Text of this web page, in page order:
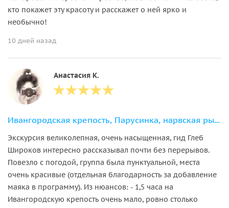
кто покажет эту красоту и расскажет о ней ярко и
необычно!
10 дней назад
Анастасия К.
Ивангородская крепость, Парусинка, нарвская рыба и Шепелёвский маяк
Экскурсия великолепная, очень насыщенная, гид Глеб
Широков интересно рассказывал почти без перерывов.
Повезло с погодой, группа была пунктуальной, места
очень красивые (отдельная благодарность за добавление
маяка в программу). Из нюансов: - 1,5 часа на
Ивангородскую крепость очень мало, ровно столько